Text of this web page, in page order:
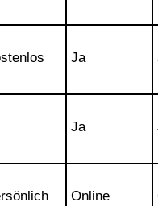
Ja
Ja
Online